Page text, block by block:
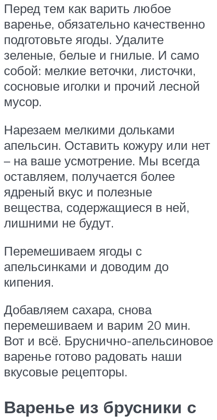
Перед тем как варить любое
варенье, обязательно качественно
подготовьте ягоды. Удалите
зеленые, белые и гнилые. И само
собой: мелкие веточки, листочки,
сосновые иголки и прочий лесной
мусор.
Нарезаем мелкими дольками
апельсин. Оставить кожуру или нет
– на ваше усмотрение. Мы всегда
оставляем, получается более
ядреный вкус и полезные
вещества, содержащиеся в ней,
лишними не будут.
Перемешиваем ягоды с
апельсинками и доводим до
кипения.
Добавляем сахара, снова
перемешиваем и варим 20 мин.
Вот и всё. Бруснично-апельсиновое
варенье готово радовать наши
вкусовые рецепторы.
Варенье из брусники с